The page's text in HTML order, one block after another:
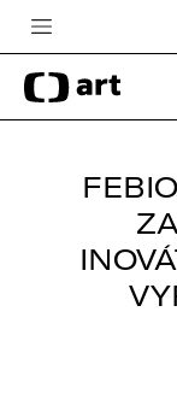
Česká televize
Zpravodajství
TV program